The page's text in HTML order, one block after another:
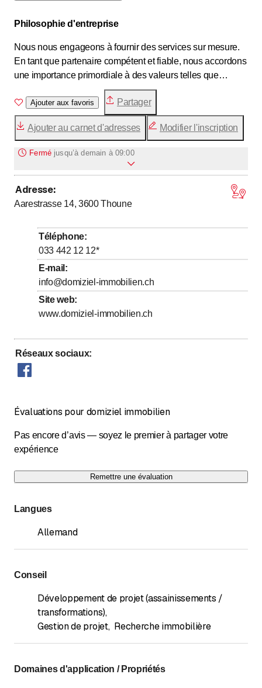
Philosophie d'entreprise
Nous nous engageons à fournir des services sur mesure.
En tant que partenaire compétent et fiable, nous accordons
une importance primordiale à des valeurs telles que
l'intégrité, l'ouverture et la transparence dans nos pratiques
commerciales, l'objectivité et la confiance dans notre travail
quotidien.
accompagnons de manière optimale dans vos décisions
immobilières.
Ajouter aux favoris Partager
Ajouter au carnet d'adresses Modifier l'inscription
Fermé jusqu’à demain à 09:00
Lundi jusqu’à
30
Mardi
Mercredi
9:00- jusqu’à
17:30
Jeudi
Vendredi
Samedi
Dimanche
Adresse:
Aarestrasse 14, 3600 Thoune
Téléphone:
033 442 12 12*
E-mail :
info@domiziel-immobilien.ch
Site web:
www.domiziel-immobilien.ch
Réseaux sociaux:
Évaluations pour domiziel immobilien
Pas encore d’avis — soyez le premier à partager votre
expérience
Remettre une évaluation
Langues
Allemand
Conseil
Développement de projet (assainissements /
transformations),
Gestion de projet, Recherche immobilière
Domaines d'application / Propriétés